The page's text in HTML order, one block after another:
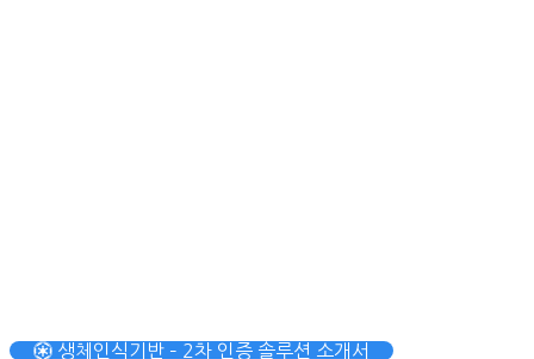
생체인식기반 – 2차 인증 솔루션 소개서